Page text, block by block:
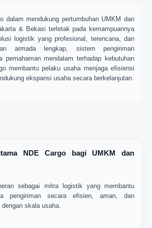
dalam mendukung pertumbuhan UMKM dan
& Bekasi terletak pada kemampuannya
logistik yang profesional, terencana, dan
armada lengkap, sistem pengiriman
pemahaman mendalam terhadap kebutuhan
membantu pelaku usaha menjaga efisiensi
ekspansi usaha secara berkelanjutan.
NDE Cargo bagi UMKM dan
sebagai mitra logistik yang membantu
pengiriman secara efisien, aman, dan
skala usaha.